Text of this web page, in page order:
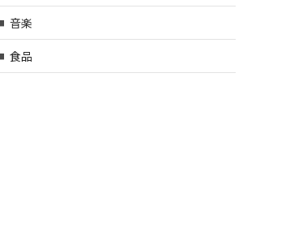
音楽
食品